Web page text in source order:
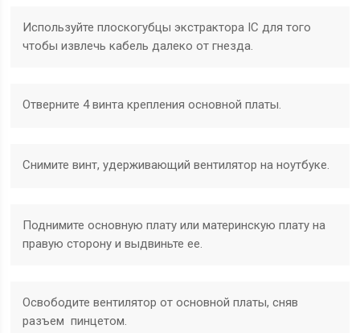
Используйте плоскогубцы экстрактора IC для того
чтобы извлечь кабель далеко от гнезда.
Отверните 4 винта крепления основной платы.
Снимите винт, удерживающий вентилятор на ноутбуке.
Поднимите основную плату или материнскую плату на
правую сторону и выдвиньте ее.
Освободите вентилятор от основной платы, сняв
разъем пинцетом.